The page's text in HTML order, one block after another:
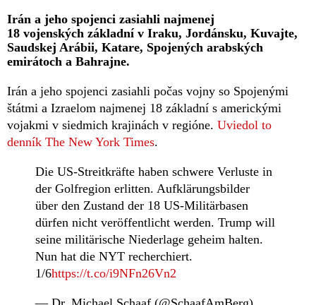
Irán a jeho spojenci zasiahli najmenej
18 vojenských základní v Iraku, Jordánsku, Kuvajte,
Saudskej Arábii, Katare, Spojených arabských
emirátoch a Bahrajne.
Irán a jeho spojenci zasiahli počas vojny so Spojenými
štátmi a Izraelom najmenej 18 základní s americkými
vojakmi v siedmich krajinách v regióne. Uviedol to
denník The New York Times.
Die US-Streitkräfte haben schwere Verluste in
der Golfregion erlitten. Aufklärungsbilder
über den Zustand der 18 US-Militärbasen
dürfen nicht veröffentlicht werden. Trump will
seine militärische Niederlage geheim halten.
Nun hat die NYT recherchiert.
1/6https://t.co/i9NFn26Vn2